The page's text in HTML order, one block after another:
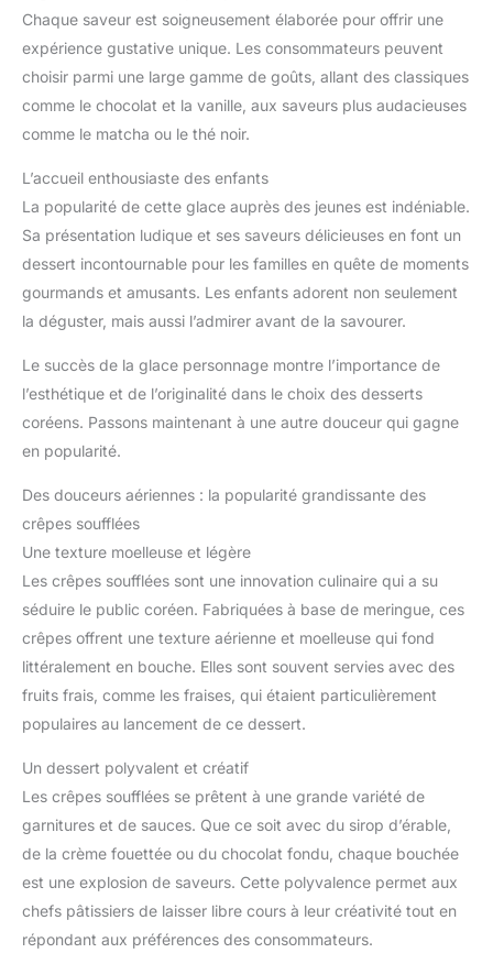
Chaque saveur est soigneusement élaborée pour offrir une
expérience gustative unique. Les consommateurs peuvent
choisir parmi une large gamme de goûts, allant des classiques
comme le chocolat et la vanille, aux saveurs plus audacieuses
comme le matcha ou le thé noir.
L’accueil enthousiaste des enfants
La popularité de cette glace auprès des jeunes est indéniable.
Sa présentation ludique et ses saveurs délicieuses en font un
dessert incontournable pour les familles en quête de moments
gourmands et amusants. Les enfants adorent non seulement
la déguster, mais aussi l’admirer avant de la savourer.
Le succès de la glace personnage montre l’importance de
l’esthétique et de l’originalité dans le choix des desserts
coréens. Passons maintenant à une autre douceur qui gagne
en popularité.
Des douceurs aériennes : la popularité grandissante des
crêpes soufflées
Une texture moelleuse et légère
Les crêpes soufflées sont une innovation culinaire qui a su
séduire le public coréen. Fabriquées à base de meringue, ces
crêpes offrent une texture aérienne et moelleuse qui fond
littéralement en bouche. Elles sont souvent servies avec des
fruits frais, comme les fraises, qui étaient particulièrement
populaires au lancement de ce dessert.
Un dessert polyvalent et créatif
Les crêpes soufflées se prêtent à une grande variété de
garnitures et de sauces. Que ce soit avec du sirop d’érable,
de la crème fouettée ou du chocolat fondu, chaque bouchée
est une explosion de saveurs. Cette polyvalence permet aux
chefs pâtissiers de laisser libre cours à leur créativité tout en
répondant aux préférences des consommateurs.